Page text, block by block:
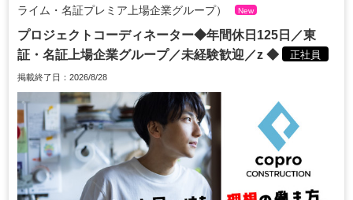
ライム・名証プレミア上場企業グループ）
New
プロジェクトコーディネーター◆年間休日125日／東
証・名証上場企業グループ／未経験歓迎／z ◆
正社員
掲載終了日：2026/8/28